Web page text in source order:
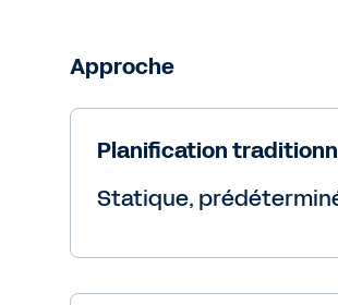
Approche
Planification
Statique,